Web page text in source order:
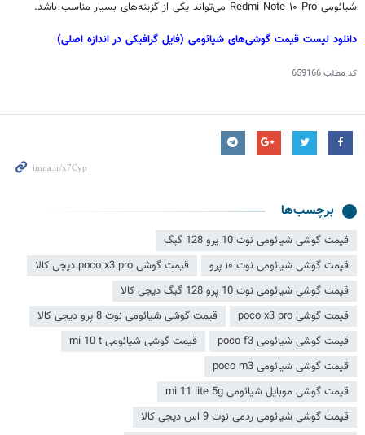
شیائومی Redmi Note ۱۰ Pro می‌تواند یکی از گزینه‌های بسیار مناسب باشد.
دانلود لیست قیمت گوشی‌های شیائومی (فایل گرافیکی در اندازه اصلی)
کد مطلب659166
برچسب‌ها
قیمت گوشی شیائومی نوت 10 پرو 128 گیگ
قیمت گوشی شیائومی نوت ۱۰ پرو
قیمت گوشی poco x3 pro دیجی کالا
قیمت گوشی شیائومی نوت 10 پرو 128 گیگ دیجی کالا
قیمت گوشی poco x3 pro
قیمت گوشی شیائومی نوت 8 پرو دیجی کالا
قیمت گوشی شیائومی poco f3
قیمت گوشی شیائومی mi 10 t
قیمت گوشی شیائومی poco m3
قیمت گوشی موبایل شیائومی mi 11 lite 5g
قیمت گوشی شیائومی ردمی نوت 9 اس دیجی کالا